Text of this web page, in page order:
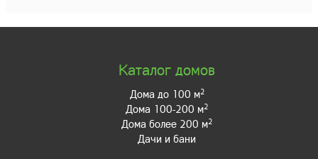
Каталог домов
Дома до 100 м2
Дома 100-200 м2
Дома более 200 м2
Дачи и бани